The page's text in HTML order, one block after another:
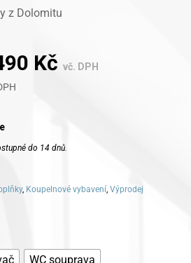
z Dolomitu
Kč vč. DPH
do 14 dnů.
, Koupelnové vybavení, Výprodej
WC souprava